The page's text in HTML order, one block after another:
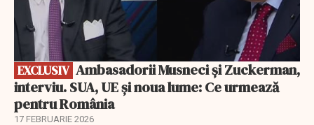
EXCLUSIV
interviu. SUA, UE și noua lume: Ce urmează
pentru România
17 FEBRUARIE 2026